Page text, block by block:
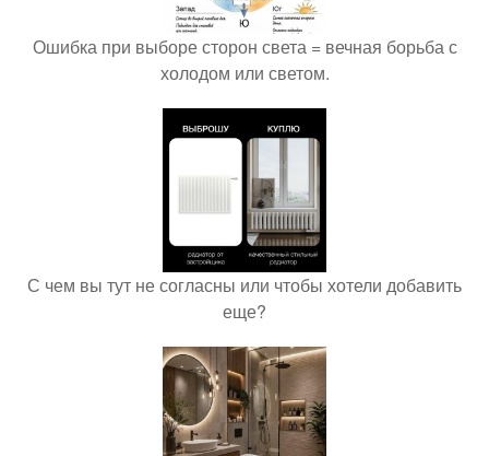
Ошибка при выборе сторон света = вечная борьба с
холодом или светом.
С чем вы тут не согласны или чтобы хотели добавить
еще?